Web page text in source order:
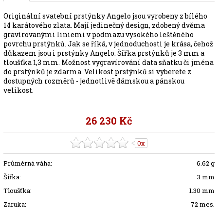
Originální svatební prstýnky Angelo jsou vyrobeny z bílého
14 karátového zlata. Mají jedinečný design, zdobený dvěma
gravírovanými liniemi v podmazu vysokého leštěného
povrchu prstýnků. Jak se říká, v jednoduchosti je krása, čehož
důkazem jsou i prstýnky Angelo. Šířka prstýnků je 3 mm a
tloušťka 1,3 mm. Možnost vygravírování data sňatku či jména
do prstýnků je zdarma. Velikost prstýnků si vyberete z
dostupných rozměrů - jednotlivě dámskou a pánskou
velikost.
26 230 Kč
0x
Průměrná váha:
6.62 g
Šířka:
3 mm
Tloušťka:
1.30 mm
Záruka:
72 mes.